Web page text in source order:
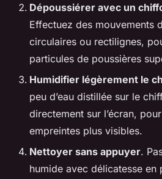
Dépoussiérer avec un
Effectuez des mouvements
circulaires ou rectilignes,
particules de poussières
Humidifier légèrement le
peu d’eau distillée sur le
directement sur l’écran,
empreintes plus visibles.
Nettoyer sans appuyer.
humide avec délicatesse en